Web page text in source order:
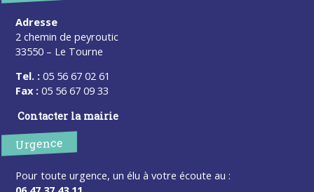
Adresse
2 chemin de peyroutic
33550 – Le Tourne
Tel. : 05 56 67 02 61
Fax : 05 56 67 09 33
Contacter la mairie
Urgence
Pour toute urgence, un élu à votre écoute au :